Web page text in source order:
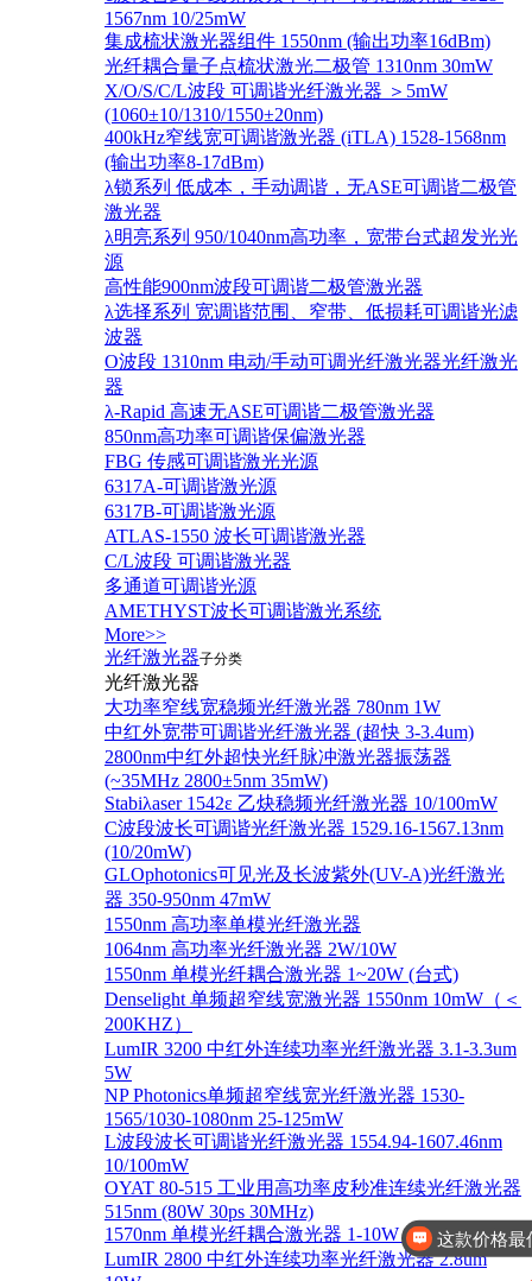
1567nm 10/25mW
集成梳状激光器组件 1550nm (输出功率16dBm)
光纤耦合量子点梳状激光二极管 1310nm 30mW
X/O/S/C/L波段 可调谐光纤激光器 ＞5mW
(1060±10/1310/1550±20nm)
400kHz窄线宽可调谐激光器 (iTLA) 1528-1568nm
(输出功率8-17dBm)
λ锁系列 低成本，手动调谐，无ASE可调谐二极管
激光器
λ明亮系列 950/1040nm高功率，宽带台式超发光光
源
高性能900nm波段可调谐二极管激光器
λ选择系列 宽调谐范围、窄带、低损耗可调谐光滤
波器
O波段 1310nm 电动/手动可调光纤激光器光纤激光
器
λ-Rapid 高速无ASE可调谐二极管激光器
850nm高功率可调谐保偏激光器
FBG 传感可调谐激光光源
6317A-可调谐激光源
6317B-可调谐激光源
ATLAS-1550 波长可调谐激光器
C/L波段 可调谐激光器
多通道可调谐光源
AMETHYST波长可调谐激光系统
More>>
光纤激光器子分类
光纤激光器
大功率窄线宽稳频光纤激光器 780nm 1W
中红外宽带可调谐光纤激光器 (超快 3-3.4um)
2800nm中红外超快光纤脉冲激光器振荡器
(~35MHz 2800±5nm 35mW)
Stabiλaser 1542ε 乙炔稳频光纤激光器 10/100mW
C波段波长可调谐光纤激光器 1529.16-1567.13nm
(10/20mW)
GLOphotonics可见光及长波紫外(UV-A)光纤激光
器 350-950nm 47mW
1550nm 高功率单模光纤激光器
1064nm 高功率光纤激光器 2W/10W
1550nm 单模光纤耦合激光器 1~20W (台式)
Denselight 单频超窄线宽激光器 1550nm 10mW（＜
200KHZ）
LumIR 3200 中红外连续功率光纤激光器 3.1-3.3um
5W
NP Photonics单频超窄线宽光纤激光器 1530-
1565/1030-1080nm 25-125mW
L波段波长可调谐光纤激光器 1554.94-1607.46nm
10/100mW
OYAT 80-515 工业用高功率皮秒准连续光纤激光器
515nm (80W 30ps 30MHz)
1570nm 单模光纤耦合激光器 1-10W 台式/模块
LumIR 2800 中红外连续功率光纤激光器 2.8um
这款价格最
这款产品有